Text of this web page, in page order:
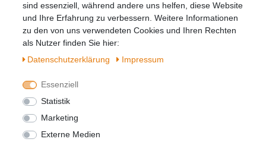
Hiermit bestätige ich, dass ich dieDaten­
schutz­erklärung
gelesen habe. Meine
Einwilligung kann ich jederzeit widerrufen.**
Widerrufs­recht
sind essenziell, während andere uns helfen, diese Website
und Ihre Erfahrung zu verbessern. Weitere Informationen
zu den von uns verwendeten Cookies und Ihren Rechten
als Nutzer finden Sie hier:
Daten­schutz­erklärung
Impressum
Essenziell
Statistik
Marketing
Externe Medien